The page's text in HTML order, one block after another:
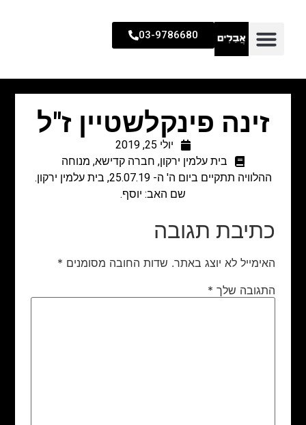
03-9786680
זינה פינקלשטיין ז"ל
יולי 25, 2019
בית עלמין ירקון, חברה קדישא, מנוחה
ההלוויה תתקיים ביום ה' ה- 25.07.19, בית עלמין ירקון.
שם האב: יוסף.​
כתיבת תגובה
האימייל לא יוצג באתר. שדות החובה מסומנים *
התגובה שלך *